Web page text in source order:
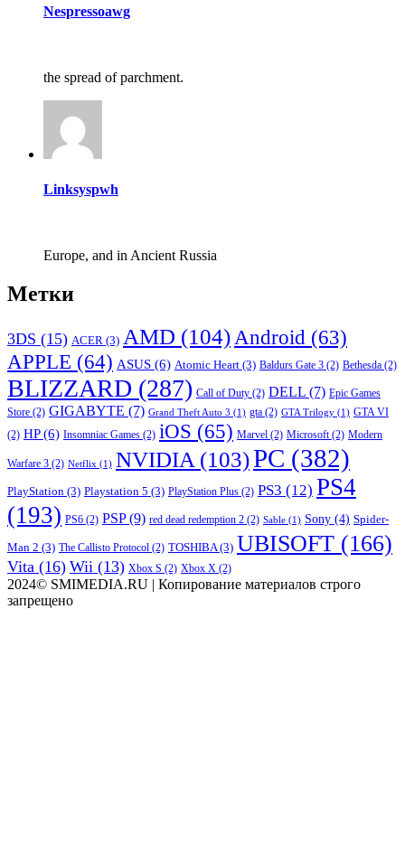
Nespressoawg
the spread of parchment.
Linksyspwh
Europe, and in Ancient Russia
Метки
3DS (15) ACER (3) AMD (104)Android (63)
APPLE (64) ASUS (6) Atomic Heart (3) Baldurs Gate 3 (2) Bethesda (2)
BLIZZARD (287) Call of Duty (2) DELL (7) Epic Games
Store (2) GIGABYTE (7) Grand Theft Auto 3 (1) gta (2) GTA Trilogy (1) GTA VI
(2) HP(6) Insomniac Games (2) iOS (65) Marvel (2) Microsoft(2) Modern
Warfare 3 (2) Netflix (1) NVIDIA (103)PC (382)
PlayStation (3) Playstation 5 (3) PlayStation Plus (2) PS3 (12) PS4
(193) PS6 (2) PSP(9) red dead redemption 2 (2) Sable (1) Sony (4) Spider-
Man 2 (3) The Callisto Protocol (2) TOSHIBA(3) UBISOFT (166)
Vita (16) Wii (13) Xbox S (2) Xbox X (2)
2024© SMIMEDIA.RU | Копирование материалов строго
запрещено